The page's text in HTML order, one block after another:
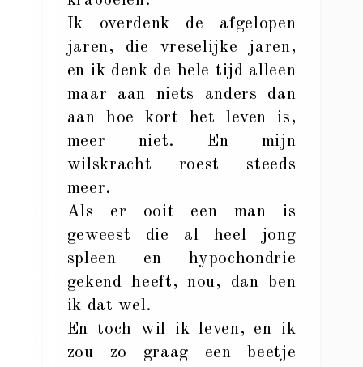
Ik overdenk de afgelopen
jaren, die vreselijke jaren,
en ik denk de hele tijd alleen
maar aan niets anders dan
aan hoe kort het leven is,
meer niet. En mijn
wilskracht roest steeds
meer.
Als er ooit een man is
geweest die al heel jong
spleen en hypochondrie
gekend heeft, nou, dan ben
ik dat wel.
En toch wil ik leven, en ik
zou zo graag een beetje